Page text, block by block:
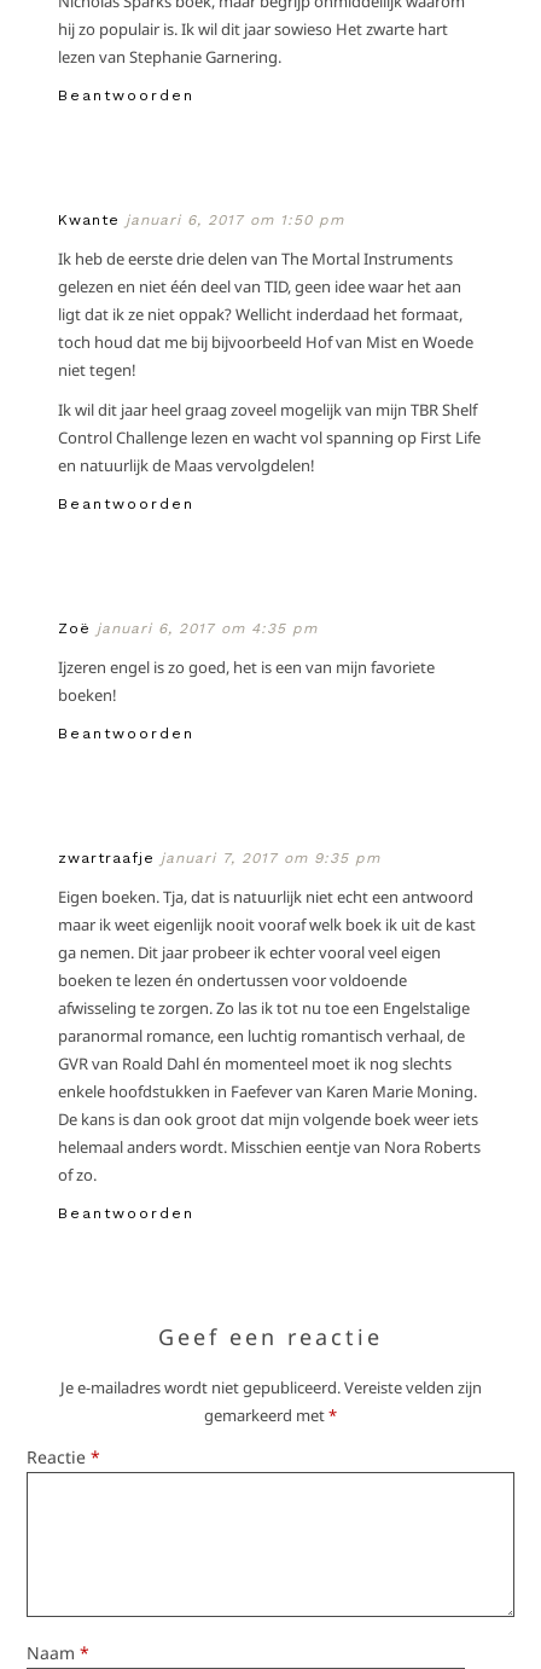
hij zo populair is. Ik wil dit jaar sowieso Het zwarte hart
lezen van Stephanie Garnering.
Beantwoorden
Kwante januari 6, 2017 om 1:50 pm
Ik heb de eerste drie delen van The Mortal Instruments
gelezen en niet één deel van TID, geen idee waar het aan
ligt dat ik ze niet oppak? Wellicht inderdaad het formaat,
toch houd dat me bij bijvoorbeeld Hof van Mist en Woede
niet tegen!
Ik wil dit jaar heel graag zoveel mogelijk van mijn TBR Shelf
Control Challenge lezen en wacht vol spanning op First Life
en natuurlijk de Maas vervolgdelen!
Beantwoorden
Zoë januari 6, 2017 om 4:35 pm
Ijzeren engel is zo goed, het is een van mijn favoriete
boeken!
Beantwoorden
zwartraafje januari 7, 2017 om 9:35 pm
Eigen boeken. Tja, dat is natuurlijk niet echt een antwoord
maar ik weet eigenlijk nooit vooraf welk boek ik uit de kast
ga nemen. Dit jaar probeer ik echter vooral veel eigen
boeken te lezen én ondertussen voor voldoende
afwisseling te zorgen. Zo las ik tot nu toe een Engelstalige
paranormal romance, een luchtig romantisch verhaal, de
GVR van Roald Dahl én momenteel moet ik nog slechts
enkele hoofdstukken in Faefever van Karen Marie Moning.
De kans is dan ook groot dat mijn volgende boek weer iets
helemaal anders wordt. Misschien eentje van Nora Roberts
of zo.
Beantwoorden
Geef een reactie
Je e-mailadres wordt niet gepubliceerd.Vereiste velden zijn
gemarkeerd met*
Reactie*
Naam*